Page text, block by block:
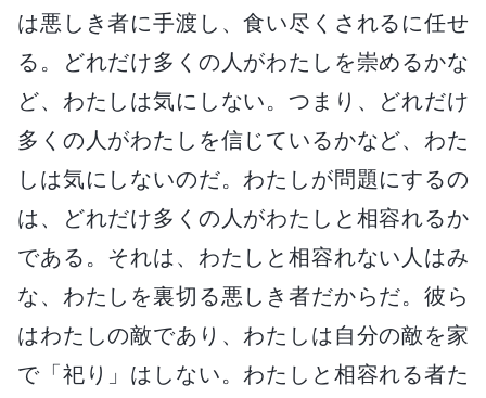
は悪しき者に手渡し、食い尽くされるに任せ
る。どれだけ多くの人がわたしを崇めるかな
ど、わたしは気にしない。つまり、どれだけ
多くの人がわたしを信じているかなど、わた
しは気にしないのだ。わたしが問題にするの
は、どれだけ多くの人がわたしと相容れるか
である。それは、わたしと相容れない人はみ
な、わたしを裏切る悪しき者だからだ。彼ら
はわたしの敵であり、わたしは自分の敵を家
で「祀り」はしない。わたしと相容れる者た